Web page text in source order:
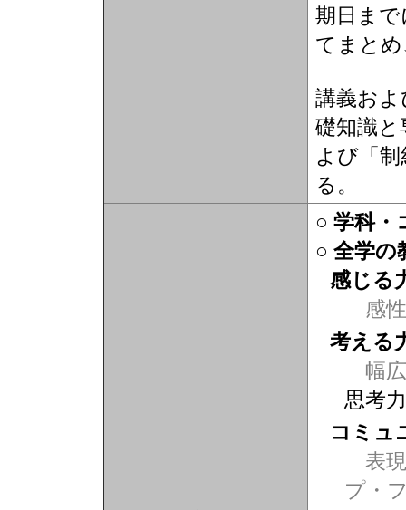
期日ま
てまと
講義お
礎知識と
よび「
る。
○ 学科・
○ 全学の
感じる
感性
考える
幅
思考力
コミュ
表現
プ・